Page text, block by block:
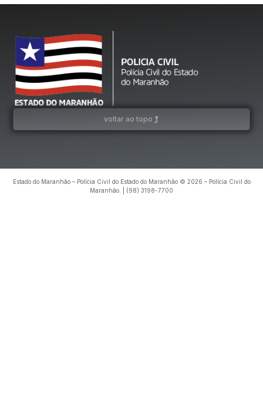
voltar ao topo
Estado do Maranhão – Polícia Civil do Estado do Maranhão © 2026 – Polícia Civil do
Maranhão. | (98) 3198-7700